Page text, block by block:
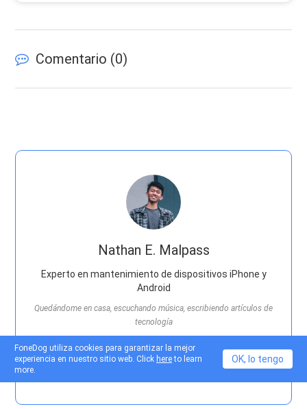
Comentario (0)
Nathan E. Malpass
Experto en mantenimiento de dispositivos iPhone y
Android
Quedándome en casa, escuchando música, escribiendo artículos de
tecnología
Mucha gente me pide que arregle sus teléfonos, así que
tengo mucha experiencia en la reparación de teléfonos y
FoneDog utiliza cookies para garantizar la mejor
experiencia en nuestro sitio web. Click hereto learn
more.
OK, lo tengo